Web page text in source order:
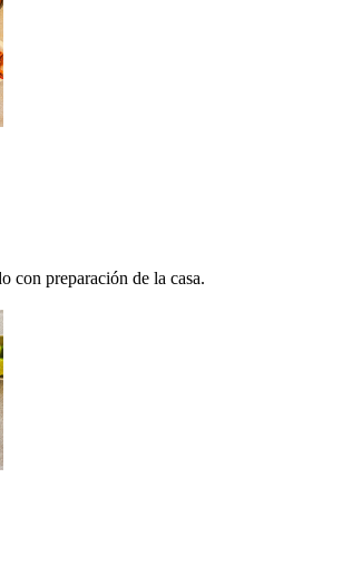
con preparación de la casa.